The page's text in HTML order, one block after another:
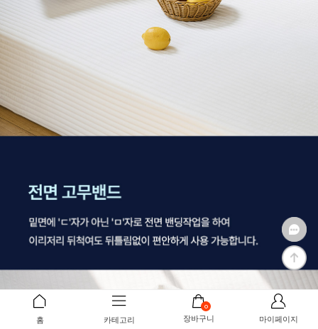
홈 카테고리
0
장바구니 마이페이지